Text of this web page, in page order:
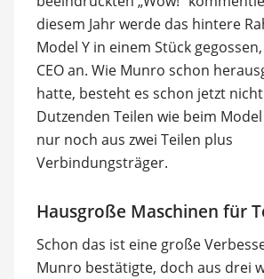
diesem Jahr werde das hintere
Model Y in einem Stück
CEO an. Wie Munro schon
hatte, besteht es schon jetzt
Dutzenden Teilen wie beim
nur noch aus zwei Teilen plus
Verbindungsträger.
Hausgroße Maschinen für
Schon das ist eine große
Munro bestätigte, doch aus drei